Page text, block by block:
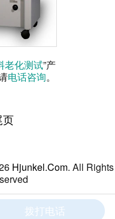
老化测试”产
电话咨询。
页
Hjunkel.Com. All Rights
网安备 44060402000077
拨打电话